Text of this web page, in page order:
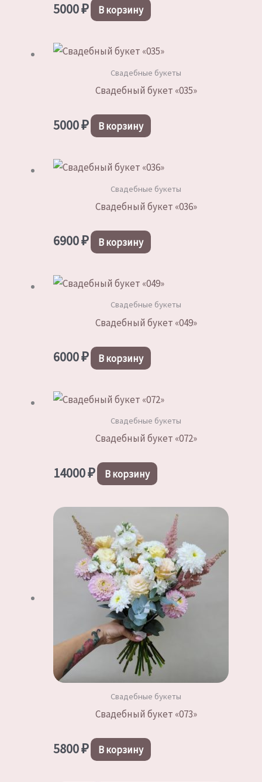
5000₽ В корзину
Свадебные букеты
Свадебный букет «035»
5000₽ В корзину
Свадебные букеты
Свадебный букет «036»
6900₽ В корзину
Свадебные букеты
Свадебный букет «049»
6000₽ В корзину
Свадебные букеты
Свадебный букет «072»
14000₽ В корзину
Свадебные букеты
Свадебный букет «073»
5800₽ В корзину